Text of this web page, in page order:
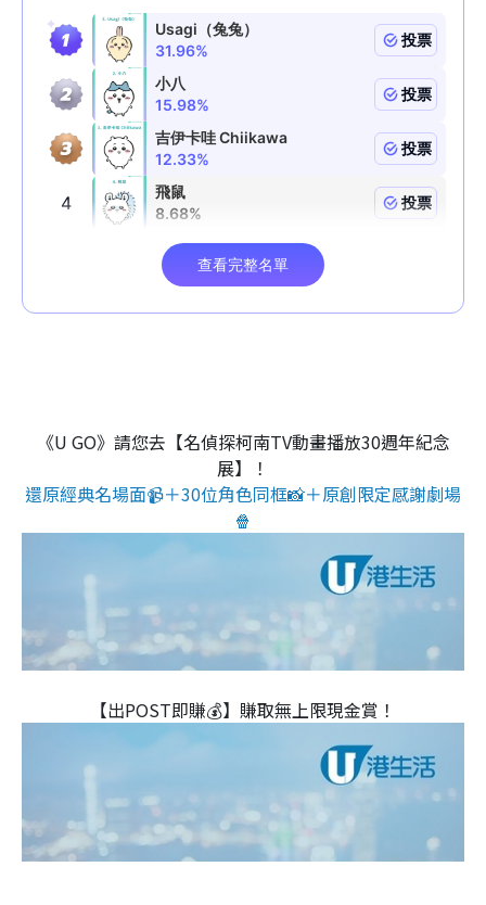
《U GO》請您去【名偵探柯南TV動畫播放30週年紀念
展】！
還原經典名場面📹＋30位角色同框📸＋原創限定感謝劇場
🍿
【出POST即賺💰】賺取無上限現金賞！